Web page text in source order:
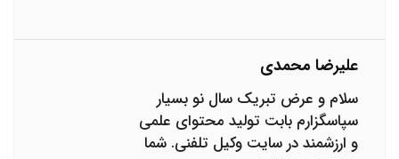
علیرضا محمدی
سلام و عرض تبریک سال نو بسیار
سپاسگزارم بابت تولید محتوای علمی
و ارزشمند در سایت وکیل تلفنی. شما